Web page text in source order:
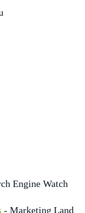
Engine Watch
- Marketing Land